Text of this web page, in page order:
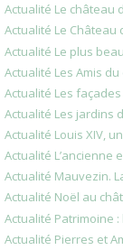
Actualité Le château
Actualité Le Château
Actualité Le plus
Actualité Les Amis
Actualité Les
Actualité Les jardins
Actualité Louis XIV,
Actualité L’ancienne
Actualité Mauvezin.
Actualité Noël au
Actualité Patrimoine
Actualité Pierres et